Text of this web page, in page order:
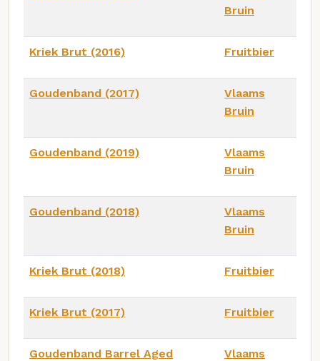
Bruin
Kriek Brut (2016) Fruitbier
Goudenband (2017)
Vlaams
Bruin
Goudenband (2019)
Vlaams
Bruin
Goudenband (2018)
Vlaams
Bruin
Kriek Brut (2018) Fruitbier
Kriek Brut (2017) Fruitbier
Goudenband Barrel Aged
Vlaams